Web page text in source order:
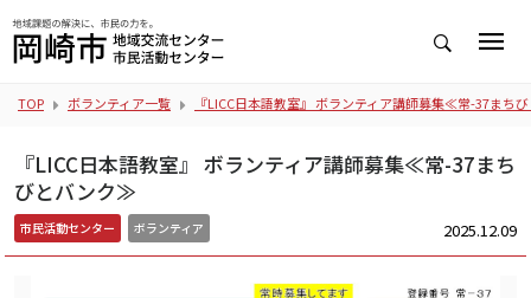
TOP ボランティア一覧 『LICC日本語教室』 ボランティア講師募集≪常-37まち
『LICC日本語教室』 ボランティア講師募集≪常-37まち
びとバンク≫
市民活動センター ボランティア 2025.12.09